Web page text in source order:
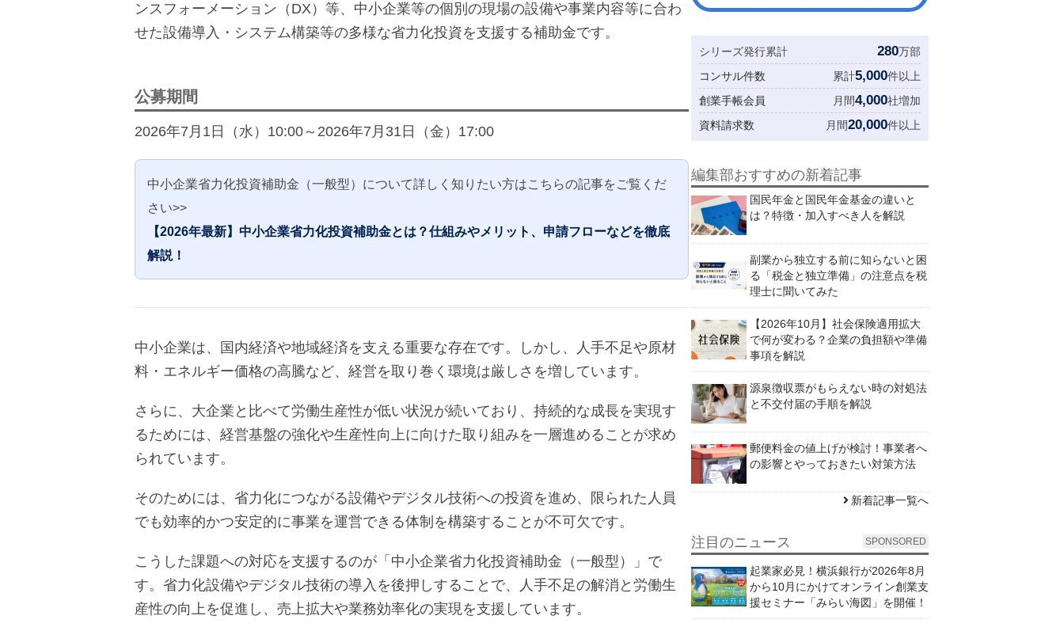
ンスフォーメーション（DX）等、中小企業等の個別の現場の設備や事業内容等に合わ
せた設備導入・システム構築等の多様な省力化投資を支援する補助金です。
公募期間
2026年7月1日（水）10:00～2026年7月31日（金）17:00
中小企業省力化投資補助金（一般型）について詳しく知りたい方はこちらの記事をご覧くだ
さい>>
【2026年最新】中小企業省力化投資補助金とは？仕組みやメリット、申請フローなどを徹底
解説！
中小企業は、国内経済や地域経済を支える重要な存在です。しかし、人手不足や原材
料・エネルギー価格の高騰など、経営を取り巻く環境は厳しさを増しています。
さらに、大企業と比べて労働生産性が低い状況が続いており、持続的な成長を実現す
るためには、経営基盤の強化や生産性向上に向けた取り組みを一層進めることが求め
られています。
そのためには、省力化につながる設備やデジタル技術への投資を進め、限られた人員
でも効率的かつ安定的に事業を運営できる体制を構築することが不可欠です。
こうした課題への対応を支援するのが「中小企業省力化投資補助金（一般型）」で
す。省力化設備やデジタル技術の導入を後押しすることで、人手不足の解消と労働生
産性の向上を促進し、売上拡大や業務効率化の実現を支援しています。
シリーズ発行累計 280万部
コンサル件数
累計5,000件以上
創業手帳会員
月間4,000社増加
資料請求数
月間20,000件以上
編集部おすすめの新着記事
国民年金と国民年金基金の違いと
は？特徴・加入すべき人を解説
副業から独立する前に知らないと困
る「税金と独立準備」の注意点を税
理士に聞いてみた
【2026年10月】社会保険適用拡大
で何が変わる？企業の負担額や準備
事項を解説
源泉徴収票がもらえない時の対処法
と不交付届の手順を解説
郵便料金の値上げが検討！事業者へ
の影響とやっておきたい対策方法
新着記事一覧へ
注目のニュース SPONSORED
起業家必見！横浜銀行が2026年8月
から10月にかけてオンライン創業支
援セミナー「みらい海図」を開催！